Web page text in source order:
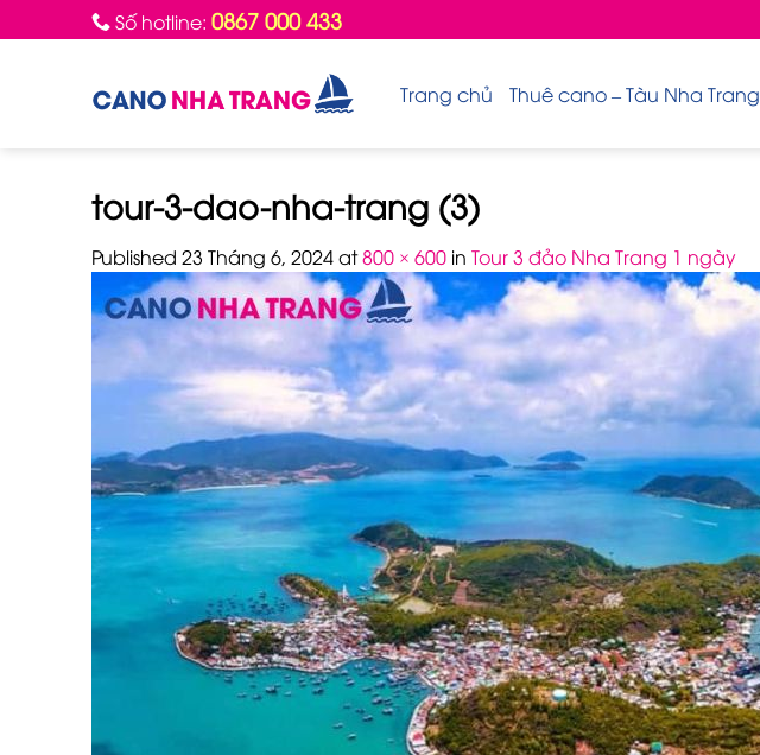
to
Số hotline: 0867 000 433
Trang chủ Thuê cano – Tàu Nha Trang
tour-3-dao-nha-trang (3)
Published 23 Tháng 6, 2024at800 × 600 in Tour 3 đảo Nha Trang 1 ngày